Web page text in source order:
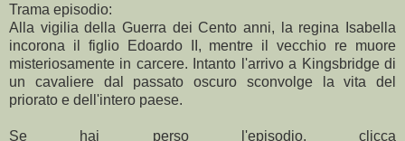
Trama episodio:
Alla vigilia della Guerra dei Cento anni, la regina Isabella
incorona il figlio Edoardo II, mentre il vecchio re muore
misteriosamente in carcere. Intanto l'arrivo a Kingsbridge di
un cavaliere dal passato oscuro sconvolge la vita del
priorato e dell'intero paese.
Se hai perso l'episodio, clicca